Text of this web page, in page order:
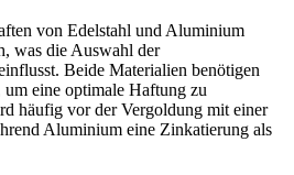
von Edelstahl und Aluminium
was die Auswahl der
Beide Materialien benötigen
eine optimale Haftung zu
häufig vor der Vergoldung mit einer
Aluminium eine Zinkatierung als